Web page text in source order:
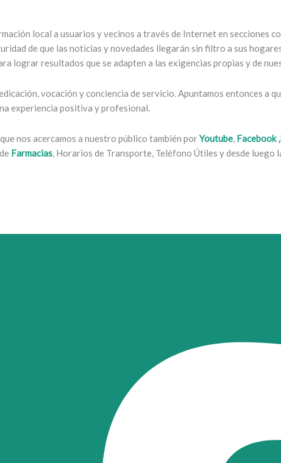
local a usuarios y vecinos a través de Internet en secciones
de que las noticias y novedades llegarán sin filtro a sus
lograr resultados que se adapten a las exigencias propias y de
vocación y conciencia de servicio. Apuntamos entonces a
experiencia positiva y profesional.
nos acercamos a nuestro público también porYoutube, Facebook,
Farmacias, Horarios de Transporte, Teléfono Útiles y desde luego